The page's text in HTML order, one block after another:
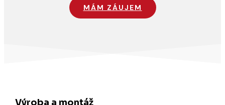
MÁM ZÁUJEM
Výroba a montáž